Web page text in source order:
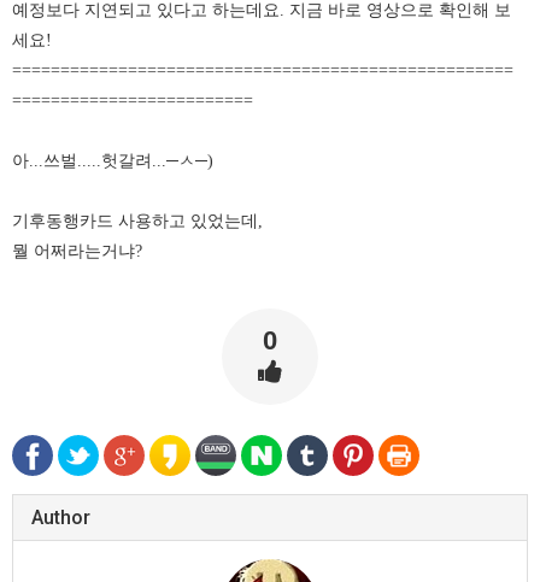
예정보다 지연되고 있다고 하는데요. 지금 바로 영상으로 확인해 보
세요!
====================================================
=========================
아...쓰벌.....헛갈려...─ㅅ─)
기후동행카드 사용하고 있었는데,
뭘 어쩌라는거냐?
0
Author